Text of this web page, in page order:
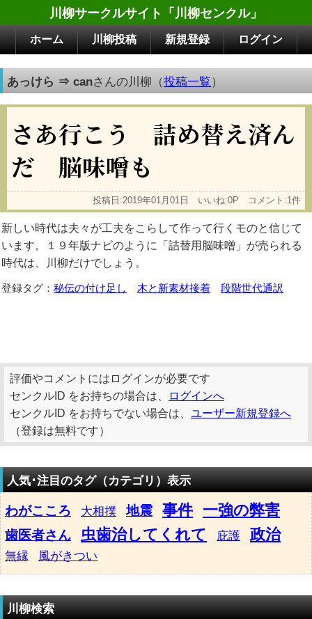
川柳サークルサイト「川柳センクル」
ホーム 川柳投稿 新規登録 ログイン
あっけら ⇒ canさんの川柳（投稿一覧）
さあ行こう 詰め替え済ん
だ 脳味噌も
投稿日:2019年01月01日 いいね:0P コメント:1件
新しい時代は夫々が工夫をこらして作って行くモのと信じて
います。１９年版ナビのように「詰替用脳味噌」が売られる
時代は、川柳だけでしょう。
登録タグ： 秘伝の付け足し 木と新素材接着 段階世代通訳
評価やコメントにはログインが必要です
センクルID をお持ちの場合は、
ログインへ
センクルID をお持ちでない場合は、 ユーザー新規登録へ
（登録は無料です）
人気･注目のタグ（カテゴリ）表示
わがこころ 大相撲 地震 事件 一強の弊害
歯医者さん 虫歯治してくれて 庇護 政治
無縁 風がきつい
川柳検索